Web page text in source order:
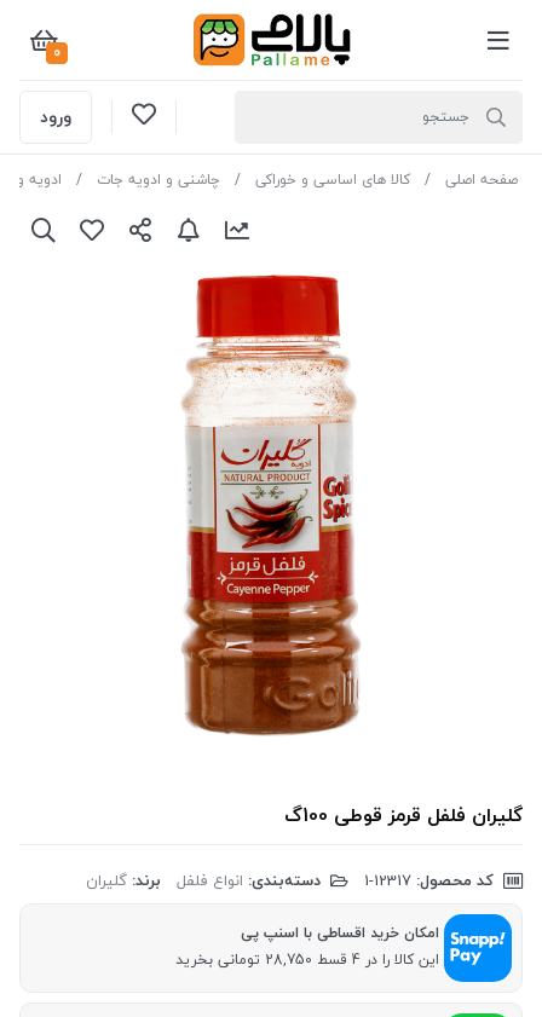
0
ورود
صفحه اصلی کالا های اساسی و خوراکی چاشنی و ادویه جات ادویه و
گلیران فلفل قرمز قوطی 100گ
کد محصول: دسته‌بندی: انواع فلفل برند: گلیران
امکان خرید اقساطی با اسنپ پی
این کالا را در 4 قسط 28,750 تومانی بخرید